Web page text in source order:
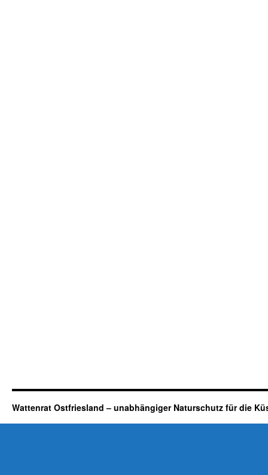
Wattenrat Ostfriesland – unabhängiger Naturschutz für die